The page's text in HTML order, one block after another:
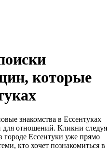
которые
знакомства в Ессентуках
отношений. Кликни следуя
городе Ессентуки уже прямо
кто хочет познакомиться в